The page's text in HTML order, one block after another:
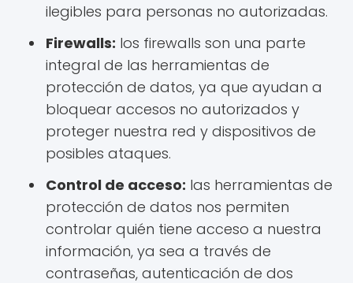
ilegibles para personas no autorizadas.
Firewalls: los firewalls son una parte
integral de las herramientas de
protección de datos, ya que ayudan a
bloquear accesos no autorizados y
proteger nuestra red y dispositivos de
posibles ataques.
Control de acceso: las herramientas de
protección de datos nos permiten
controlar quién tiene acceso a nuestra
información, ya sea a través de
contraseñas, autenticación de dos